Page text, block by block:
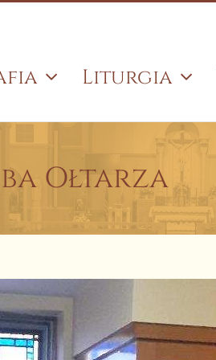
Liturgia
Ołtarza